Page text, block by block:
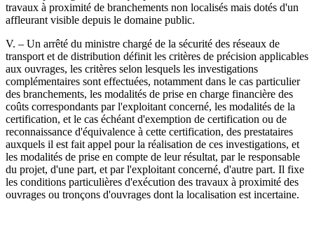
travaux à proximité de branchements non localisés mais dotés d'un
affleurant visible depuis le domaine public.
V. – Un arrêté du ministre chargé de la sécurité des réseaux de
transport et de distribution définit les critères de précision applicables
aux ouvrages, les critères selon lesquels les investigations
complémentaires sont effectuées, notamment dans le cas particulier
des branchements, les modalités de prise en charge financière des
coûts correspondants par l'exploitant concerné, les modalités de la
certification, et le cas échéant d'exemption de certification ou de
reconnaissance d'équivalence à cette certification, des prestataires
auxquels il est fait appel pour la réalisation de ces investigations, et
les modalités de prise en compte de leur résultat, par le responsable
du projet, d'une part, et par l'exploitant concerné, d'autre part. Il fixe
les conditions particulières d'exécution des travaux à proximité des
ouvrages ou tronçons d'ouvrages dont la localisation est incertaine.